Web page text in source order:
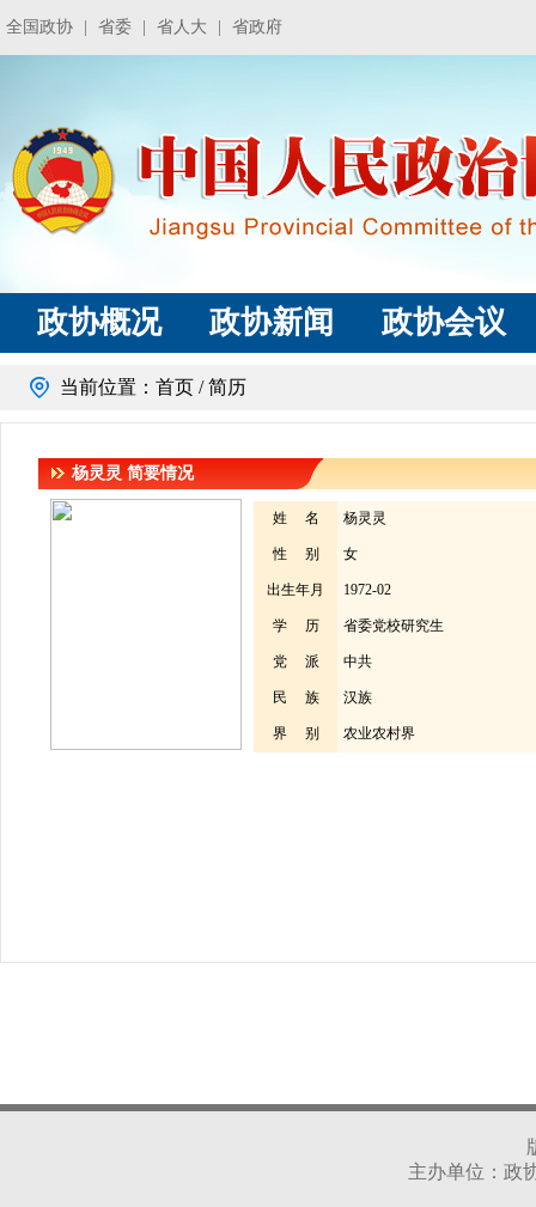
全国政协 省委 省人大 省政府
政协概况 政协新闻 政协会议
当前位置： 首页 / 简历
杨灵灵 简要情况
姓 名 杨灵灵
性 别 女
出生年月 1972-02
学 历 省委党校研究生
党 派 中共
民 族 汉族
界 别 农业农村界
主办单位：